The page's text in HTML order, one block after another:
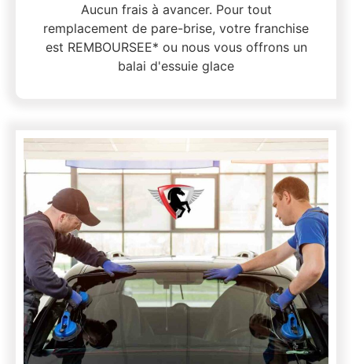
Aucun frais à avancer. Pour tout
remplacement de pare-brise, votre franchise
est REMBOURSEE* ou nous vous offrons un
balai d'essuie glace